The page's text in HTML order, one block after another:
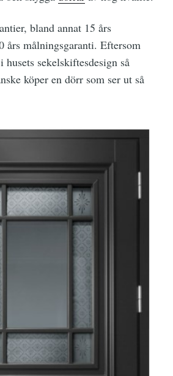
bland annat 15 års
års målningsgaranti. Eftersom
husets sekelskiftesdesign så
köper en dörr som ser ut så